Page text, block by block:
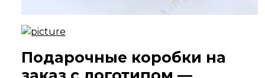
Подарочные коробки на